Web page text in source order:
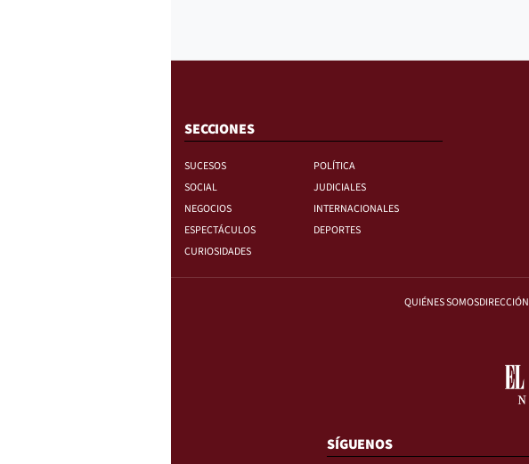
SECCIONES
SUCESOS
POLÍTICA
SOCIAL
JUDICIALES
NEGOCIOS
INTERNACIONALES
ESPECTÁCULOS
DEPORTES
CURIOSIDADES
QUIÉNES SOMOSDIRECCIÓN
SÍGUENOS